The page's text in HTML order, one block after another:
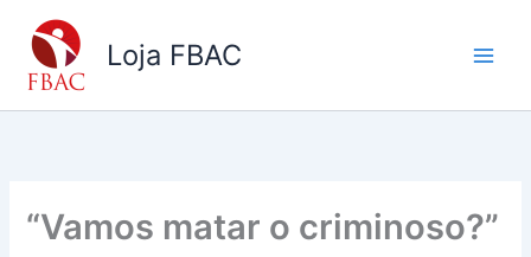
para
Loja FBAC
“Vamos matar o criminoso?”